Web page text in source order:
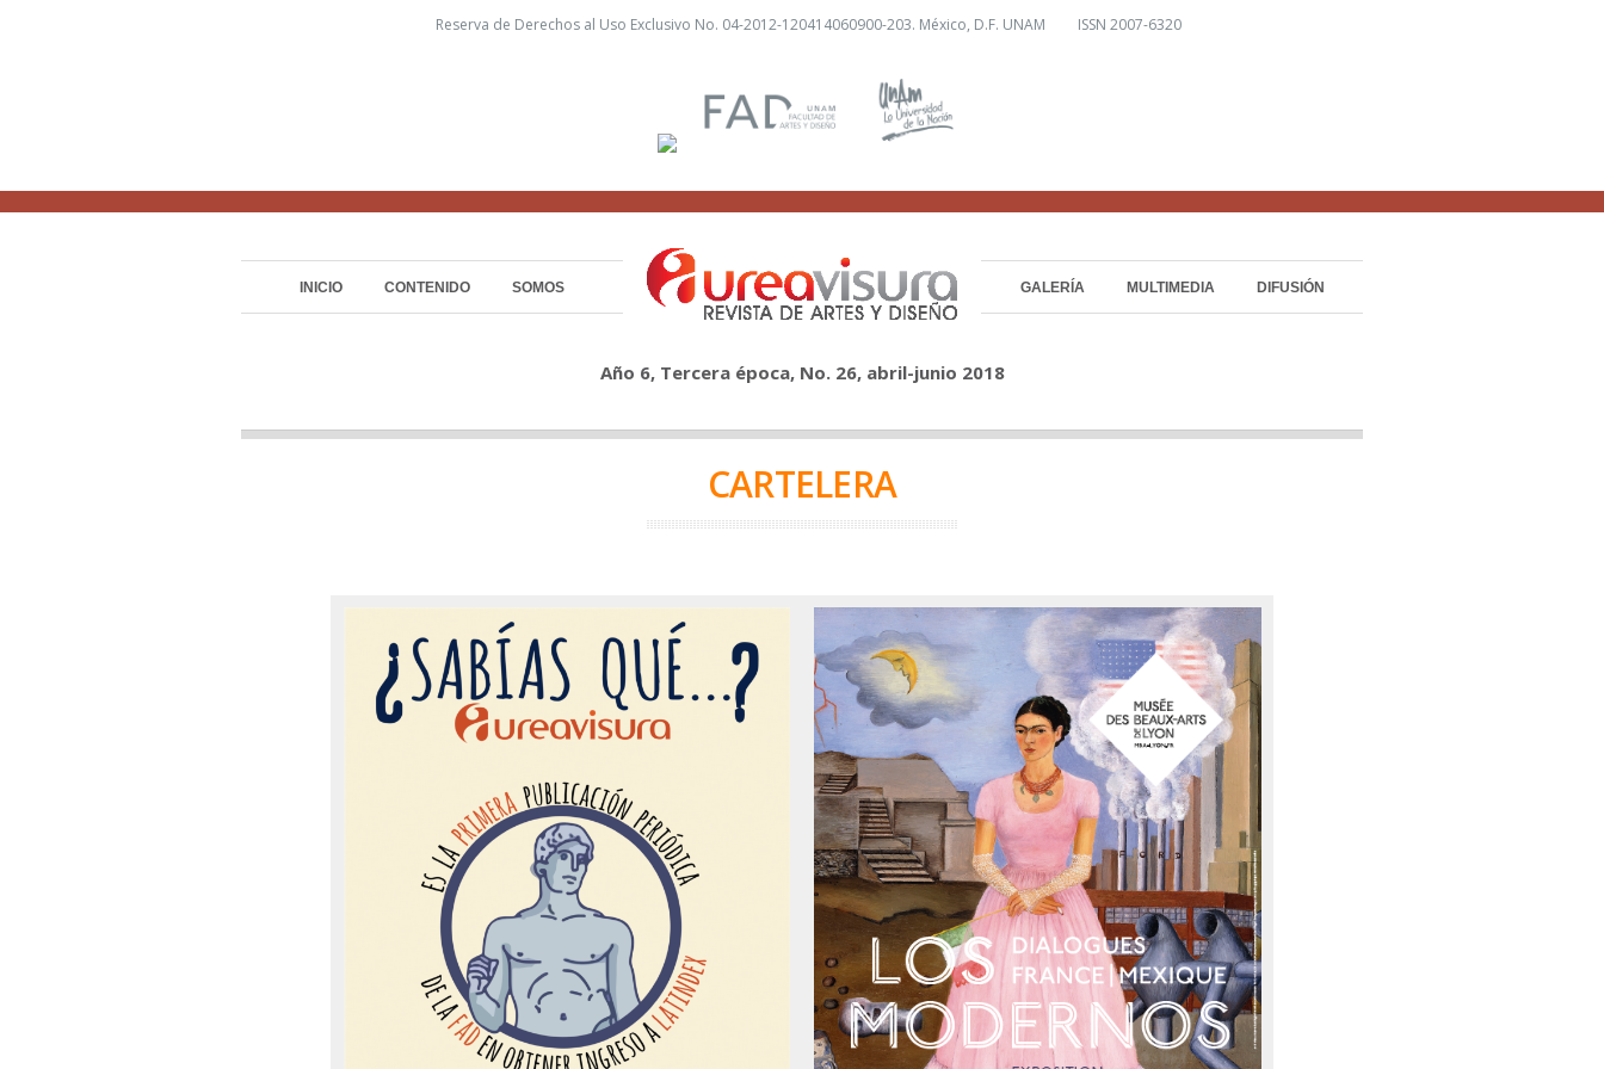
Reserva de Derechos al Uso Exclusivo No. 04-2012-120414060900-203. México, D.F. UNAM ISSN 2007-6320
INICIO CONTENIDO SOMOS GALERÍA MULTIMEDIA DIFUSIÓN
Año 6, Tercera época, No. 26, abril-junio 2018
CARTELERA